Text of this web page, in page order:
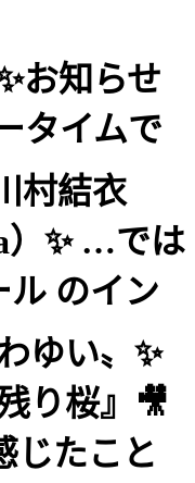
お知らせ
タイムで
村結衣
）✨ …では
ル のイン
ゆい〟✨
り桜』🎥
じたこと